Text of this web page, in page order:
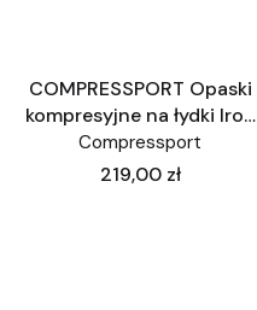
COMPRESSPORT Opaski
kompresyjne na łydki Iron
Man białe IronMan edycja
limitowana
Compressport
Cena
219,00 zł